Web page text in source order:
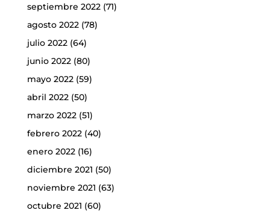
septiembre 2022(71)
agosto 2022(78)
julio 2022(64)
junio 2022(80)
mayo 2022(59)
abril 2022(50)
marzo 2022(51)
febrero 2022(40)
enero 2022(16)
diciembre 2021 (50)
noviembre 2021 (63)
octubre 2021 (60)